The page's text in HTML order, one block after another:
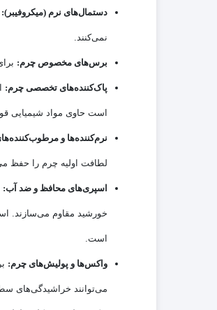
دستمال‌های نرم (میکروفیبر):
نمی‌کنند.
برس‌های مخصوص چرم:
پاک‌کننده‌های تخصصی چرم:
است حاوی مواد شیمیایی
نرم‌کننده‌ها و
لطافت اولیه چرم را حفظ
اسپری‌های محافظ و ضد آب:
خورشید مقاوم می‌سازند.
است.
واکس‌ها و پولیش‌های چرم:
می‌توانند خراشیدگی‌های